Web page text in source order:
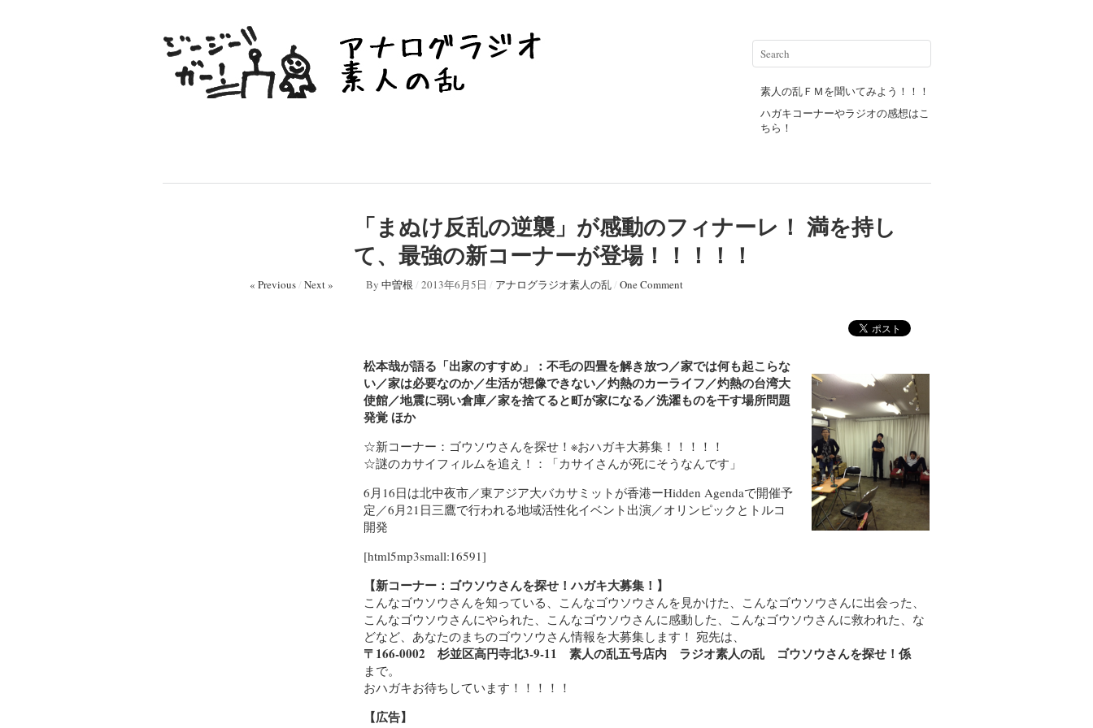
素人の乱ＦＭを聞いてみよう！！！
ハガキコーナーやラジオの感想はこ
ちら！
「まぬけ反乱の逆襲」が感動のフィナーレ！ 満を持し
て、最強の新コーナーが登場！！！！！
« Previous/ Next » By 中曽根 / 2013年6月5日 / アナログラジオ素人の乱/ One Comment
松本哉が語る「出家のすすめ」：不毛の四畳を解き放つ／家では何も起こらな
い／家は必要なのか／生活が想像できない／灼熱のカーライフ／灼熱の台湾大
使館／地震に弱い倉庫／家を捨てると町が家になる／洗濯ものを干す場所問題
発覚 ほか
☆新コーナー：ゴウソウさんを探せ！※おハガキ大募集！！！！！
☆謎のカサイフィルムを追え！：「カサイさんが死にそうなんです」
6月16日は北中夜市／東アジア大バカサミットが香港ーHidden Agendaで開催予
定／6月21日三鷹で行われる地域活性化イベント出演／オリンピックとトルコ
開発
[html5mp3small:16591]
【新コーナー：ゴウソウさんを探せ！ハガキ大募集！】
こんなゴウソウさんを知っている、こんなゴウソウさんを見かけた、こんなゴウソウさんに出会った、
こんなゴウソウさんにやられた、こんなゴウソウさんに感動した、こんなゴウソウさんに救われた、な
どなど、あなたのまちのゴウソウさん情報を大募集します！ 宛先は、
〒166-0002 杉並区高円寺北3-9-11 素人の乱五号店内 ラジオ素人の乱 ゴウソウさんを探せ！係
まで。
おハガキお待ちしています！！！！！
【広告】